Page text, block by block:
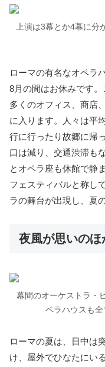
上演は3幕とか4幕に分
ローマの有名なオペラ
8月の間はお休みです。
多くのオフィス、商店
に入ります。人々は平
行に行ったり故郷に帰
口は減り、交通渋滞も
とオペラ座も休館で静
フェスティバルと称し
ラの舞台が出現し、夏
夜風が思いのほ
幕間のオーケストラ・
ペラハウスも
ローマの夏は、日中は
け、屋外でひなたにい